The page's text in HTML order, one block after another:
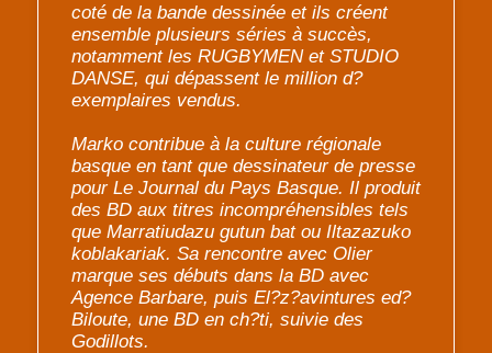
coté de la bande dessinée et ils créent
ensemble plusieurs séries à succès,
notamment les RUGBYMEN et STUDIO
DANSE, qui dépassent le million d?
exemplaires vendus.
Marko contribue à la culture régionale
basque en tant que dessinateur de presse
pour Le Journal du Pays Basque. Il produit
des BD aux titres incompréhensibles tels
que Marratiudazu gutun bat ou Iltazazuko
koblakariak. Sa rencontre avec Olier
marque ses débuts dans la BD avec
Agence Barbare, puis El?z?avintures ed?
Biloute, une BD en ch?ti, suivie des
Godillots.